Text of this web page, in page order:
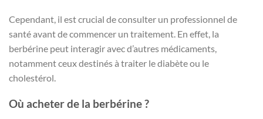
Cependant, il est crucial de consulter un professionnel de
santé avant de commencer un traitement. En effet, la
berbérine peut interagir avec d’autres médicaments,
notamment ceux destinés à traiter le diabète ou le
cholestérol.
Où acheter de la berbérine ?